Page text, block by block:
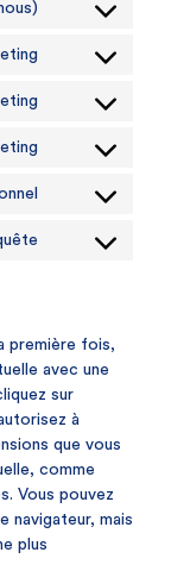
première fois,
avec une
sur
à
que vous
comme
Vous pouvez
navigateur, mais
plus